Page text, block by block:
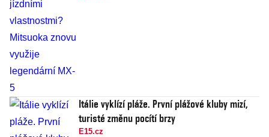
Itálie vyklízí pláže. První plážové kluby mizí,
turisté změnu pocítí brzy
E15.cz